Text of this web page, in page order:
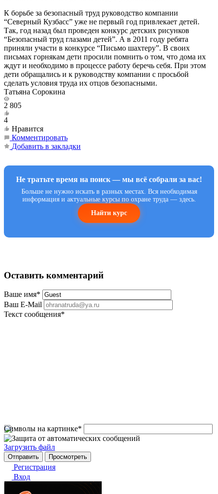
К борьбе за безопасный труд руководство компании
“Северный Кузбасс” уже не первый год привлекает детей.
Так, год назад был проведен конкурс детских рисунков
“Безопасный труд глазами детей”. А в 2011 году ребята
приняли участи в конкурсе “Письмо шахтеру”. В своих
письмах горнякам дети просили помнить о том, что дома их
ждут и необходимо в процессе работу беречь себя. При этом
дети обращались и к руководству компании с просьбой
сделать условия труда их отцов безопасными.
Татьяна Сорокина
2 805
4
Нравится
Комментировать
Добавить в закладки
Не тратьте время на поиск — мы всё собрали за вас!
Больше не нужно искать в разных местах. Вся необходимая
информация и актуальные курсы по охране труда — здесь.
Найти курс
Оставить комментарий
Ваше имя*
Ваш E-Mail
Текст сообщения*
Символы на картинке*
Загрузить файл
Регистрация
Вход